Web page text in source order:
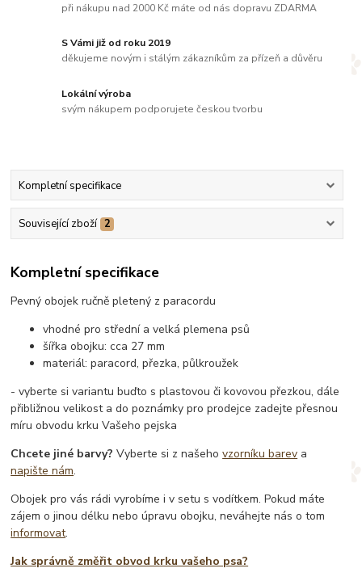
při nákupu nad 2000 Kč máte od nás dopravu ZDARMA
S Vámi již od roku 2019
děkujeme novým i stálým zákazníkům za přízeň a důvěru
Lokální výroba
svým nákupem podporujete českou tvorbu
Kompletní specifikace
Související zboží 2
Kompletní specifikace
Pevný obojek ručně pletený z paracordu
vhodné pro střední a velká plemena psů
šířka obojku: cca 27 mm
materiál: paracord, přezka, půlkroužek
- vyberte si variantu buďto s plastovou či kovovou přezkou, dále
přibližnou velikost a do poznámky pro prodejce zadejte přesnou
míru obvodu krku Vašeho pejska
Chcete jiné barvy? Vyberte si z našehovzorníku barev a
napište nám.
Obojek pro vás rádi vyrobíme i v setu s vodítkem. Pokud máte
zájem o jinou délku nebo úpravu obojku, neváhejte nás o tom
informovat.
Jak správně změřit obvod krku vašeho psa?